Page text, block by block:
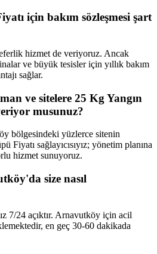
için bakım sözleşmesi şart
hizmet de veriyoruz. Ancak
ve büyük tesisler için yıllık bakım
sağlar.
ve sitelere 25 Kg Yangın
musunuz?
bölgesindeki yüzlerce sitenin
Fiyatı sağlayıcısıyız; yönetim planına
hizmet sunuyoruz.
size nasıl
7/24 açıktır. Arnavutköy için acil
en geç 30-60 dakikada